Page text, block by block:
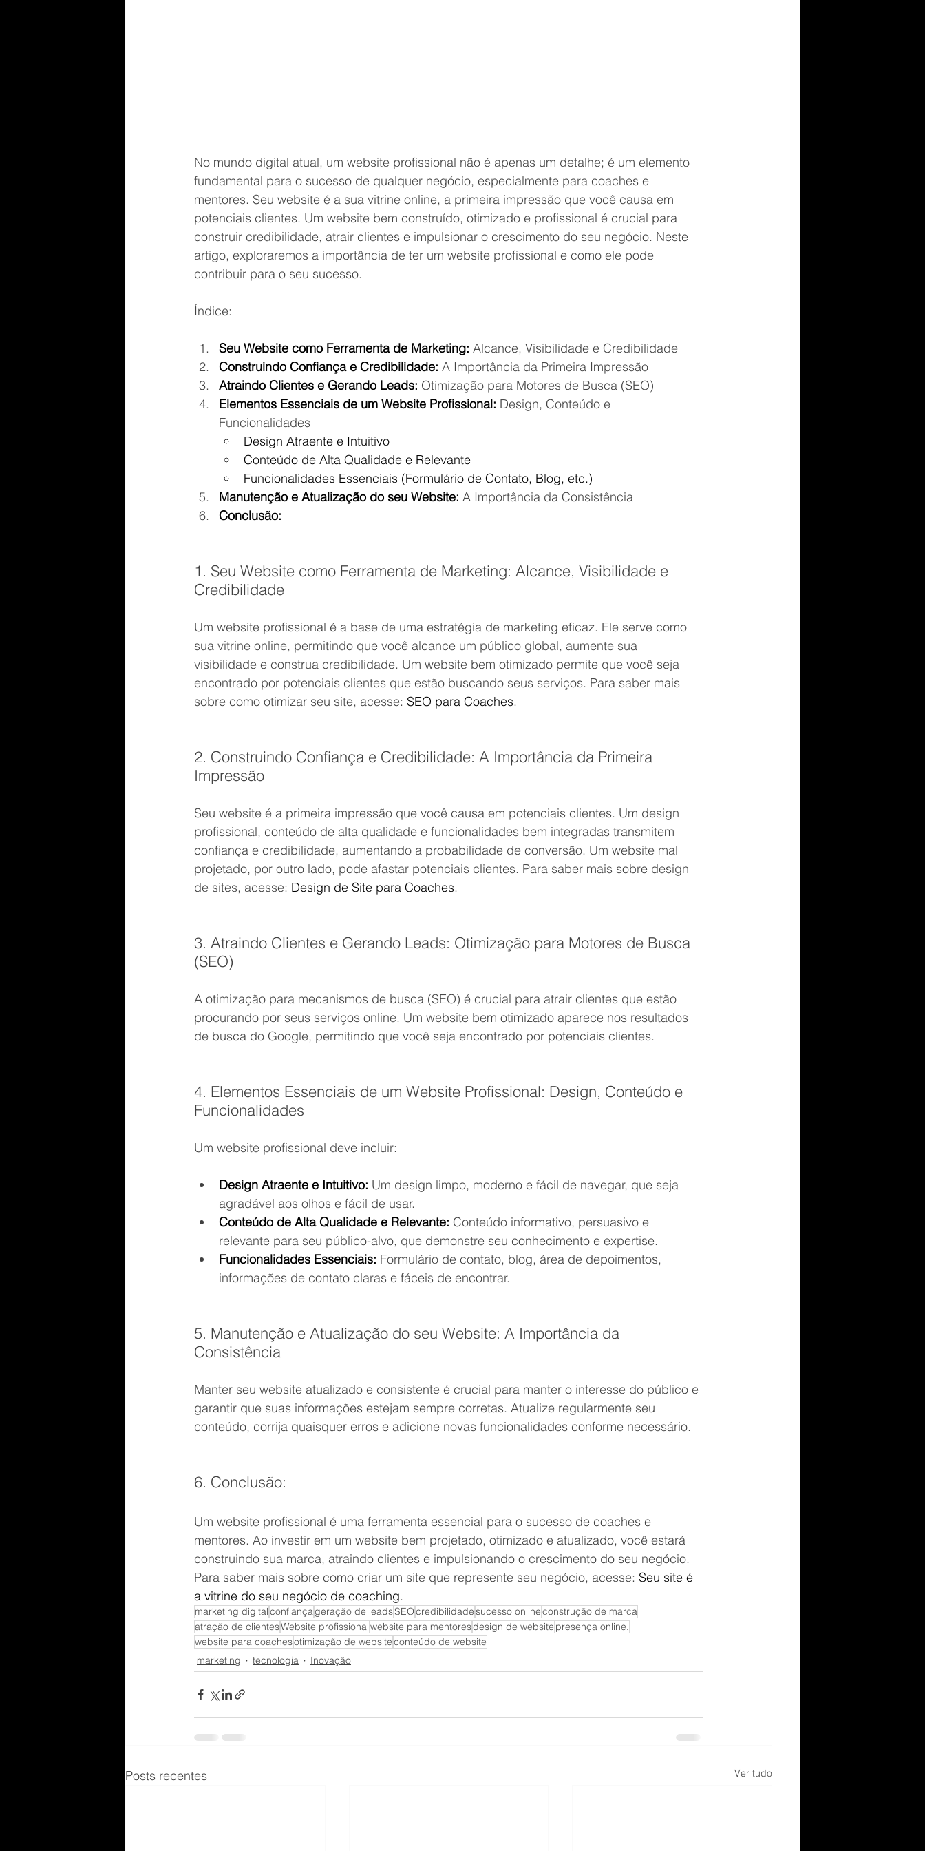
No mundo digital atual, um website profissional não é apenas um detalhe; é um elemento
fundamental para o sucesso de qualquer negócio, especialmente para coaches e
mentores. Seu website é a sua vitrine online, a primeira impressão que você causa em
potenciais clientes. Um website bem construído, otimizado e profissional é crucial para
construir credibilidade, atrair clientes e impulsionar o crescimento do seu negócio. Neste
artigo, exploraremos a importância de ter um website profissional e como ele pode
contribuir para o seu sucesso.
Índice:
Seu Website como Ferramenta de Marketing: Alcance, Visibilidade e Credibilidade
Construindo Confiança e Credibilidade: A Importância da Primeira Impressão
Atraindo Clientes e Gerando Leads: Otimização para Motores de Busca (SEO)
Elementos Essenciais de um Website Profissional: Design, Conteúdo e
Funcionalidades
Design Atraente e Intuitivo
Conteúdo de Alta Qualidade e Relevante
Funcionalidades Essenciais (Formulário de Contato, Blog, etc.)
Manutenção e Atualização do seu Website: A Importância da Consistência
Conclusão:
1. Seu Website como Ferramenta de Marketing: Alcance, Visibilidade e
Credibilidade
Um website profissional é a base de uma estratégia de marketing eficaz. Ele serve como
sua vitrine online, permitindo que você alcance um público global, aumente sua
visibilidade e construa credibilidade. Um website bem otimizado permite que você seja
encontrado por potenciais clientes que estão buscando seus serviços. Para saber mais
sobre como otimizar seu site, acesse: SEO para Coaches.
2. Construindo Confiança e Credibilidade: A Importância da Primeira
Impressão
Seu website é a primeira impressão que você causa em potenciais clientes. Um design
profissional, conteúdo de alta qualidade e funcionalidades bem integradas transmitem
confiança e credibilidade, aumentando a probabilidade de conversão. Um website mal
projetado, por outro lado, pode afastar potenciais clientes. Para saber mais sobre design
de sites, acesse: Design de Site para Coaches.
3. Atraindo Clientes e Gerando Leads: Otimização para Motores de Busca
(SEO)
A otimização para mecanismos de busca (SEO) é crucial para atrair clientes que estão
procurando por seus serviços online. Um website bem otimizado aparece nos resultados
de busca do Google, permitindo que você seja encontrado por potenciais clientes.
4. Elementos Essenciais de um Website Profissional: Design, Conteúdo e
Funcionalidades
Um website profissional deve incluir:
Design Atraente e Intuitivo: Um design limpo, moderno e fácil de navegar, que seja
agradável aos olhos e fácil de usar.
Conteúdo de Alta Qualidade e Relevante: Conteúdo informativo, persuasivo e
relevante para seu público-alvo, que demonstre seu conhecimento e expertise.
Funcionalidades Essenciais: Formulário de contato, blog, área de depoimentos,
informações de contato claras e fáceis de encontrar.
5. Manutenção e Atualização do seu Website: A Importância da
Consistência
Manter seu website atualizado e consistente é crucial para manter o interesse do público e
garantir que suas informações estejam sempre corretas. Atualize regularmente seu
conteúdo, corrija quaisquer erros e adicione novas funcionalidades conforme necessário.
6. Conclusão:
Um website profissional é uma ferramenta essencial para o sucesso de coaches e
mentores. Ao investir em um website bem projetado, otimizado e atualizado, você estará
construindo sua marca, atraindo clientes e impulsionando o crescimento do seu negócio.
Para saber mais sobre como criar um site que represente seu negócio, acesse: Seu site é
a vitrine do seu negócio de coaching.
marketing digitalconfiançageração de leadsSEOcredibilidadesucesso onlineconstrução de marca
atração de clientesWebsite profissionalwebsite para mentoresdesign de website presença online.
website para coachesotimização de websiteconteúdo de website
marketing
tecnologia Inovação
Posts recentes Ver tudo